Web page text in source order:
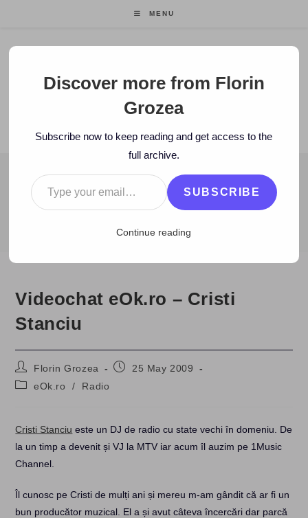
MENU
Florin Grozea
ENTREPRENEUR. FOUNDER/CEO MOCAPP.
BLOG
2009 > May > 25 > eOk.ro Videochat eOk.ro – Cristi Stanciu
Videochat eOk.ro – Cristi
Stanciu
Post
author:
Florin Grozea
Post25 May 2009
PosteOk.ro / Radio
Cristi Stanciu este un DJ de radio cu state vechi în domeniu. De
la un timp a devenit și VJ la MTV iar acum îl auzim pe 1Music
Channel.
Îl cunosc pe Cristi de mulți ani și mereu m-am gândit că ar fi un
bun producător muzical. El a și avut câteva încercări dar parcă
Discover more from Florin
Grozea
Subscribe now to keep reading and get access to the
full archive.
Type your email…
SUBSCRIBE
Continue reading